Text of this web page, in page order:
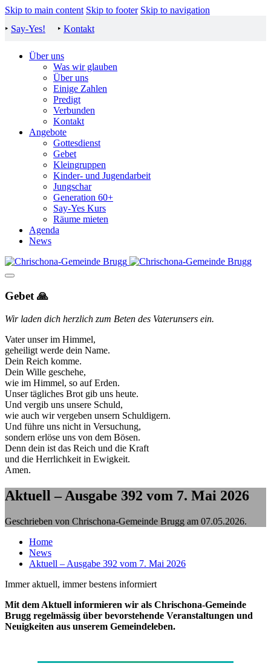
Skip to main content Skip to footer Skip to navigation
‣ Say-Yes! ‣ Kontakt
Über uns
Was wir glauben
Über uns
Einige Zahlen
Predigt
Verbunden
Kontakt
Angebote
Gottesdienst
Gebet
Kleingruppen
Kinder- und Jugendarbeit
Jungschar
Generation 60+
Say-Yes Kurs
Räume mieten
Agenda
News
Gebet 🙏
Wir laden dich herzlich zum Beten des Vaterunsers ein.
Vater unser im Himmel,
geheiligt werde dein Name.
Dein Reich komme.
Dein Wille geschehe,
wie im Himmel, so auf Erden.
Unser tägliches Brot gib uns heute.
Und vergib uns unsere Schuld,
wie auch wir vergeben unsern Schuldigern.
Und führe uns nicht in Versuchung,
sondern erlöse uns von dem Bösen.
Denn dein ist das Reich und die Kraft
und die Herrlichkeit in Ewigkeit.
Amen.
Aktuell – Ausgabe 392 vom 7. Mai 2026
Geschrieben von Chrischona-Gemeinde Brugg am 07.05.2026.
Home
News
Aktuell – Ausgabe 392 vom 7. Mai 2026
Immer aktuell, immer bestens informiert
Mit dem Aktuell informieren wir als Chrischona-Gemeinde
Brugg regelmässig über bevorstehende Veranstaltungen und
Neuigkeiten aus unserem Gemeindeleben.